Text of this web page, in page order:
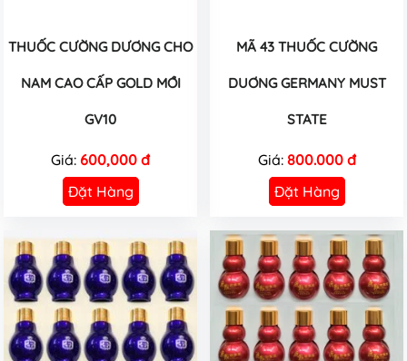
THUỐC CƯỜNG DƯƠNG CHO
NAM CAO CẤP GOLD MỚI
GV10
Giá: 600,000 đ
Đặt Hàng
MÃ 43 THUỐC CƯỜNG
DUƠNG GERMANY MUST
STATE
Giá: 800.000 đ
Đặt Hàng